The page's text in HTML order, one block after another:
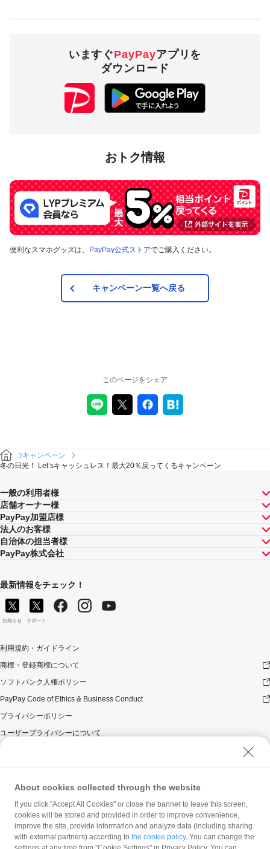
付与上限
1,000円相当／回 5,000
円相当／期間
栃木県日光市内のPayPay加盟店のうち、
ご確認いただけます。
対象の支払方法
本キャンペーンの対象のお支払方法は、PayPay残高、ヤフー
法は対象外です。また、オンラインでのお支払いはPayPayピ
ックアップのみ対象で、それ以外は対象外です。
が同時開催する他の総付キャンペーンの中で、付与され
るPayPayボーナスの額が最大となるものが適用されま
す。PayPay株式会社が指定する場合を除き、それらが重
複適用されることはありません。
ときにはそれらも適用されますが、1回のお支払いについ
てのPayPayボーナスの付与率は、合計で支払額の66.5％
る場合は、本キャンペーンによる付与分が縮減されま
す）。ただし、上記上限は、マイナポイント付与期間中
（2020年9月1日～2021年3月31日）のお支払いに適用さ
れるものであり、2021年4月1日以降は変更予定です。
キャンペーン内容および適用条件を予告なく変更する場
合や、キャンペーン自体を予告なく中止する場合があり
ます。
場合は、本キャンペーンの対象とはなりませんのでご注
対象のお支払方法にてお支払いいただいた際に、仮に本
キャンペーンを適用すると、本キャンペーンによるキャ
円相当を超えるときには、当該付与額の合計が5,000円相
当となるよう付与いたします（付与額の合計がキャンペ
ーン期間中5,000円相当を超えることはございません）。
本キャンペーンの対象となった加盟店との契約の一部に
「取消し等」といいます。）となった場合、理由の如何
にかかわらず、また返金の有無にかかわらず、当該取消
取り消されます。
本キャンペーンの対象となった加盟店との契約について
合計」は、当該取消し等をした時点から将来に向かって
付与合計」が5,000円相当に到達して以降に取消し等を行
った方が、当該取消し等の前に、PayPay決済をしていた
場合であっても、当該取消し等によって取消し等の前に
行った決済が本キャンペーンの対象となることはありま
いますぐPayPayアプリを
ダウンロード
おトク情報
便利なスマホグッズは、 PayPay公式ストアでご購入ください。
キャンペーン一覧へ戻る
このページをシェア
キャンペーン
冬の日光！ Let’sキャッシュレス！最大20％戻ってくるキャンペーン
一般の利用者様
店舗オーナー様
PayPay加盟店様
法人のお客様
自治体の担当者様
PayPay株式会社
最新情報をチェック！
お知らせ サポート
利用規約・ガイドライン
商標・登録商標について
ソフトバンク人権ポリシー
PayPay Code of Ethics & Business Conduct
プライバシーポリシー
ユーザープライバシーについて
ウェブサイト利用規約
反社会的勢力に対する方針
勧誘方針
マネロン等基本方針
カスタマーハラスメントに関する当社の考え方
About cookies collected through the website
If you click "Accept All Cookies" or close the banner to leave this screen,
cookies will be stored and provided in order to improve convenience,
improve the site, provide information and analyze data (including sharing
with external partners) according to the cookie policy. You can change the